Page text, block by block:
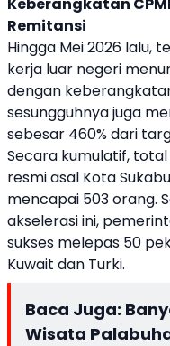
Remitansi
Hingga Mei 2026 lalu,
kerja luar negeri
dengan
sesungguhnya juga
sebesar 460% dari
Secara kumulatif,
resmi asal Kota
mencapai 503 orang.
akselerasi ini,
sukses melepas 50
Kuwait dan Turki.
Baca Juga:
Wisata